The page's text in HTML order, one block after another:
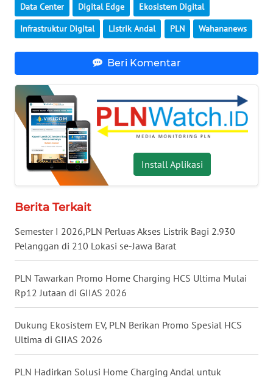
Data Center Digital Edge Ekosistem Digital
Infrastruktur Digital Listrik Andal PLN Wahananews
Beri Komentar
Install Aplikasi
Berita Terkait
Semester I 2026,PLN Perluas Akses Listrik Bagi 2.930
Pelanggan di 210 Lokasi se-Jawa Barat
PLN Tawarkan Promo Home Charging HCS Ultima Mulai
Rp12 Jutaan di GIIAS 2026
Dukung Ekosistem EV, PLN Berikan Promo Spesial HCS
Ultima di GIIAS 2026
PLN Hadirkan Solusi Home Charging Andal untuk
WN
KALTARA
WN
WN
KALTIM
WN
SULSEL
WN
GORONTALO
WN
SULUT
WN
MALUKU
WN
MALUT
WN